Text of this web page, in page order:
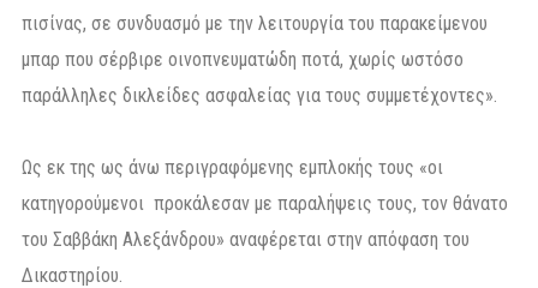
πισίνας, σε συνδυασμό με την λειτουργία του παρακείμενου
μπαρ που σέρβιρε οινοπνευματώδη ποτά, χωρίς ωστόσο
παράλληλες δικλείδες ασφαλείας για τους συμμετέχοντες».
Ως εκ της ως άνω περιγραφόμενης εμπλοκής τους «οι
κατηγορούμενοι προκάλεσαν με παραλήψεις τους, τον θάνατο
του Σαββάκη Αλεξάνδρου» αναφέρεται στην απόφαση του
Δικαστηρίου.